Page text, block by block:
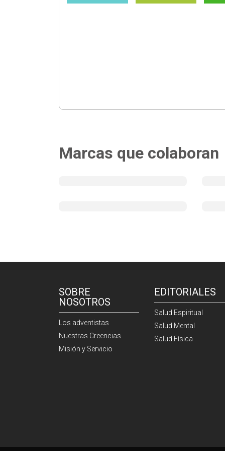
Marcas que colaboran
SOBRE
NOSOTROS
Los adventistas
Nuestras Creencias
Misión y Servicio
EDITORIALES
Salud Espiritual
Salud Mental
Salud Física